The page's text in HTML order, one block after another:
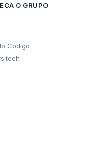
O GRUPO
Codigo